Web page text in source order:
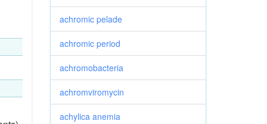
achromic pelade
achromic period
achromobacteria
achromviromycin
achylica anemia